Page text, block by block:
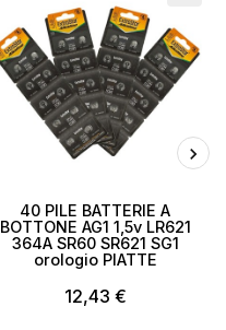
40 PILE BATTERIE A
BOTTONE AG1 1,5v LR621
364A SR60 SR621 SG1
orologio PIATTE
12,43 €